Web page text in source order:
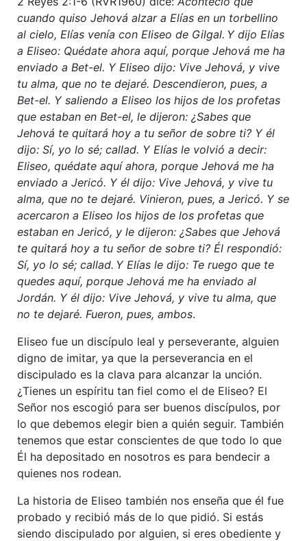
cuando quiso Jehová alzar a Elías en un torbellino
al cielo, Elías venía con Eliseo de Gilgal. Y dijo Elías
a Eliseo: Quédate ahora aquí, porque Jehová me ha
enviado a Bet-el. Y Eliseo dijo: Vive Jehová, y vive
tu alma, que no te dejaré. Descendieron, pues, a
Bet-el. Y saliendo a Eliseo los hijos de los profetas
que estaban en Bet-el, le dijeron: ¿Sabes que
Jehová te quitará hoy a tu señor de sobre ti? Y él
dijo: Sí, yo lo sé; callad. Y Elías le volvió a decir:
Eliseo, quédate aquí ahora, porque Jehová me ha
enviado a Jericó. Y él dijo: Vive Jehová, y vive tu
alma, que no te dejaré. Vinieron, pues, a Jericó. Y se
acercaron a Eliseo los hijos de los profetas que
estaban en Jericó, y le dijeron: ¿Sabes que Jehová
te quitará hoy a tu señor de sobre ti? Él respondió:
Sí, yo lo sé; callad. Y Elías le dijo: Te ruego que te
quedes aquí, porque Jehová me ha enviado al
Jordán. Y él dijo: Vive Jehová, y vive tu alma, que
no te dejaré. Fueron, pues, ambos.
Eliseo fue un discípulo leal y perseverante, alguien
digno de imitar, ya que la perseverancia en el
discipulado es la clava para alcanzar la unción.
¿Tienes un espíritu tan fiel como el de Eliseo? El
Señor nos escogió para ser buenos discípulos, por
lo que debemos elegir bien a quién seguir. También
tenemos que estar conscientes de que todo lo que
Él ha depositado en nosotros es para bendecir a
quienes nos rodean.
La historia de Eliseo también nos enseña que él fue
probado y recibió más de lo que pidió. Si estás
siendo discipulado por alguien, si eres obediente y